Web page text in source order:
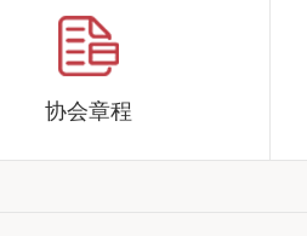
协会章程
通知
货大礼包...